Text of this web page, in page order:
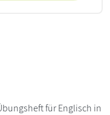
für Englisch in